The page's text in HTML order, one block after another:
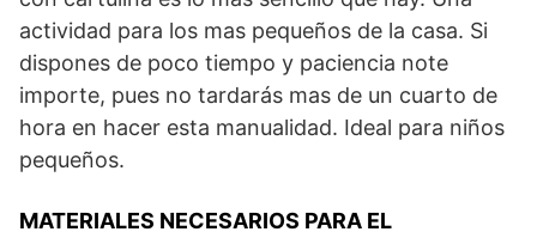
actividad para los mas pequeños de la casa. Si
dispones de poco tiempo y paciencia note
importe, pues no tardarás mas de un cuarto de
hora en hacer esta manualidad. Ideal para niños
pequeños.
MATERIALES NECESARIOS PARA EL